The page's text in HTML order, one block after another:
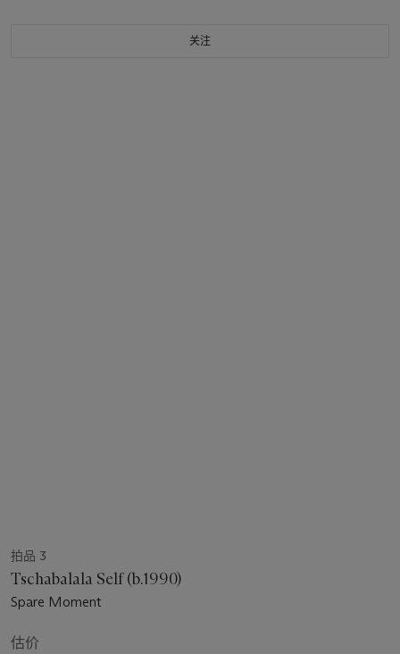
关注
拍品 3
Tschabalala Self (b.1990)
Spare Moment
估价